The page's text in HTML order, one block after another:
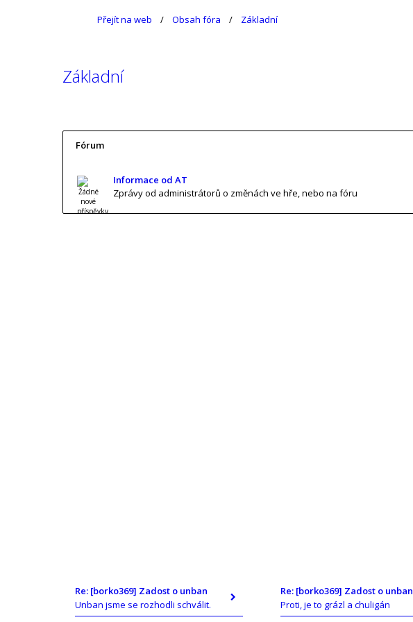
Přejít na web Obsah fóra Základní
Základní
Fórum
Informace od AT
Zprávy od administrátorů o změnách ve hře, nebo na fóru
Re: [borko369] Zadost o unban
Unban jsme se rozhodli schválit.
Re: [borko369] Zadost o unban
Proti, je to grázl a chuligán